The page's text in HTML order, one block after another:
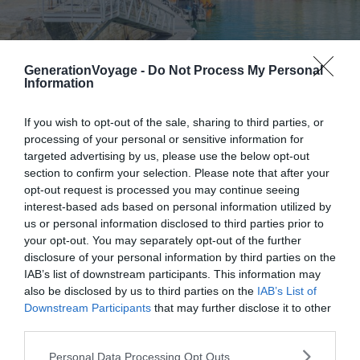
GenerationVoyage - Do Not Process My Personal
Information
If you wish to opt-out of the sale, sharing to third parties, or
processing of your personal or sensitive information for
targeted advertising by us, please use the below opt-out
section to confirm your selection. Please note that after your
opt-out request is processed you may continue seeing
interest-based ads based on personal information utilized by
us or personal information disclosed to third parties prior to
your opt-out. You may separately opt-out of the further
disclosure of your personal information by third parties on the
IAB’s list of downstream participants. This information may
also be disclosed by us to third parties on the IAB’s List of
Downstream Participants that may further disclose it to other
Personal Data Processing Opt Outs
Pourquoi nous l’avons sélectionné :Contempler depuis la
mer les remarquables ouvrages défensifs de l’Île de Ré,
classés au patrimoine mondial, est une expérience
unique. Cette perspective vous permet de réaliser
l’importance stratégique de l’île à travers les siècles.
Pour en savoir plus :Les fortifications de l’Île de Ré ont
été conçues par Vauban au XVIIe siècle, notamment
pour protéger la ville de Saint-Martin-de-Ré. Les
remparts, entourés par de larges fossés, illustrent
l’ingéniosité du célèbre ingénieur militaire français.